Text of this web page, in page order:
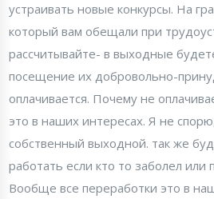
устраивать новые конкурсы. На
который вам обещали при
рассчитывайте- в выходные
посещение их добровольно-
оплачивается. Почему не
это в наших интересах. Я не
собственный выходной. так же
работать если кто то заболел или
Вообще все переработки это в